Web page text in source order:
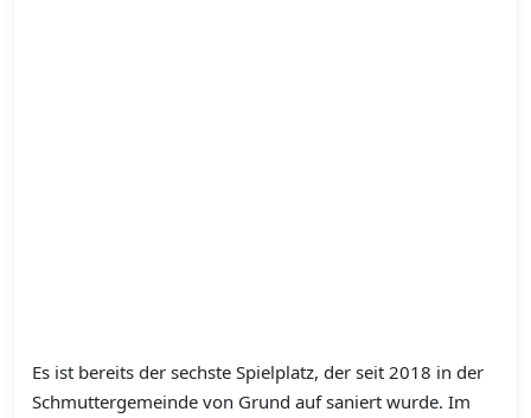
Es ist bereits der sechste Spielplatz, der seit 2018 in der
Schmuttergemeinde von Grund auf saniert wurde. Im